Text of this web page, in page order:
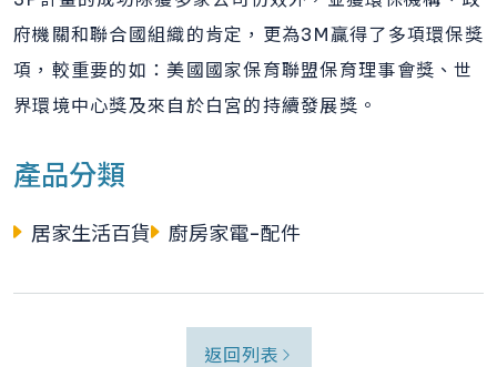
府機關和聯合國組織的肯定，更為3M贏得了多項環保獎
項，較重要的如：美國國家保育聯盟保育理事會獎、世
界環境中心獎及來自於白宮的持續發展獎。
產品分類
居家生活百貨 廚房家電-配件
返回列表